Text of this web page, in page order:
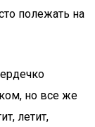
полежать на
но все же
летит,